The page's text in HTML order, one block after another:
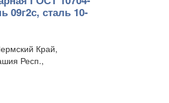
09г2с, сталь 10-
Край,
Респ.,